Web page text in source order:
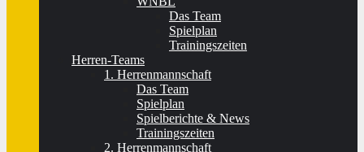
Das Team
Spielplan
Trainingszeiten
Herren-Teams
1. Herrenmannschaft
Das Team
Spielplan
Spielberichte & News
Trainingszeiten
2. Herrenmannschaft